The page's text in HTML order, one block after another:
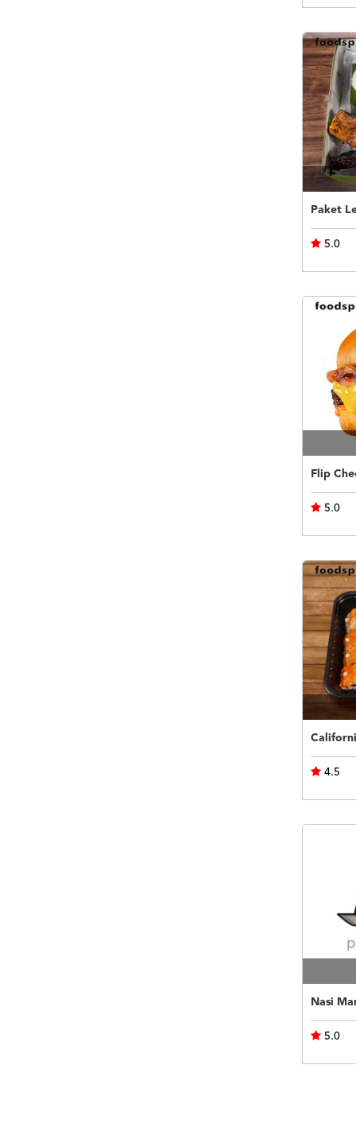
Paket
5.0
Flip
5.0
4.5
Nasi
5.0